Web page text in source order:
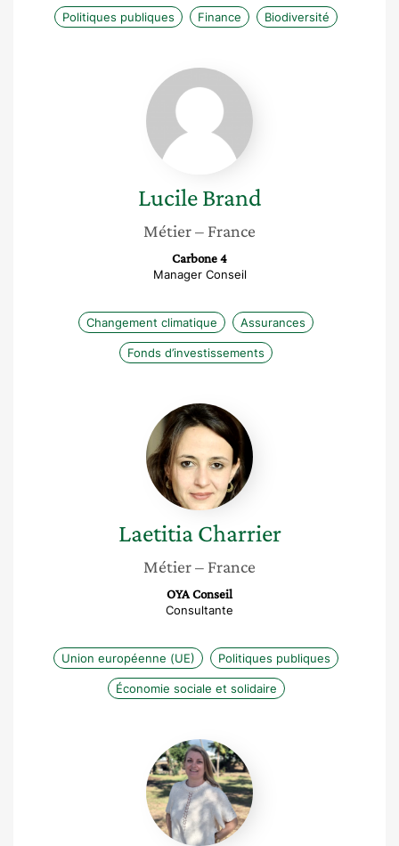
Politiques publiques Finance Biodiversité
Lucile
Brand
Lucile Brand
Métier– France
Carbone 4
Manager Conseil
Changement climatique Assurances
Fonds d’investissements
Laetitia
Charrier
Laetitia Charrier
Métier– France
OYA Conseil
Consultante
Union européenne (UE) Politiques publiques
Économie sociale et solidaire
Alexandra
Baux